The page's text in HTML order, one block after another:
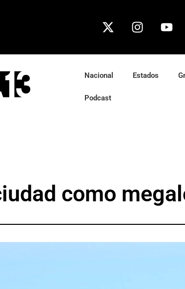
Nacional Estados
Podcast
como